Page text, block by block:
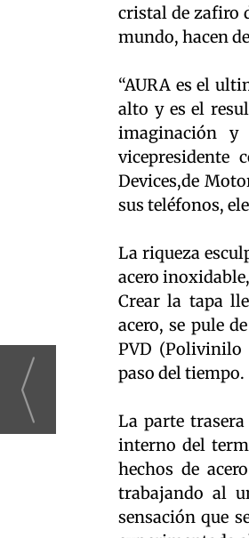
cristal de zafiro
mundo, hacen
“AURA es el
alto y es el
imaginación y
vicepresidente
Devices,de
sus teléfonos,
La riqueza
acero
Crear la tapa
acero, se pule
PVD (Polivinilo
paso del tiempo.
La parte
interno del
hechos de
trabajando al
sensación que